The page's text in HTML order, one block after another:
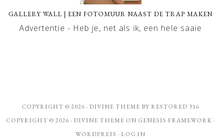
GALLERY WALL | EEN FOTOMUUR NAAST DE TRAP MAKEN
Advertentie - Heb je, net als ik, een hele saaie
COPYRIGHT © 2026 · DIVINE THEME BY RESTORED 316
COPYRIGHT © 2026 · DIVINE THEME ON GENESIS FRAMEWORK ·
WORDPRESS · LOG IN